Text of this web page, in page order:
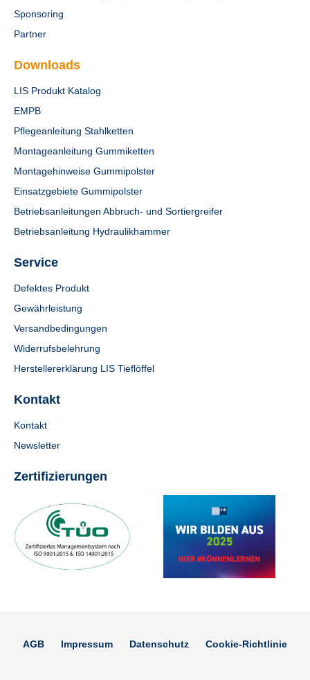
Sponsoring
Partner
Downloads
LIS Produkt Katalog
EMPB
Pflegeanleitung Stahlketten
Montageanleitung Gummiketten
Montagehinweise Gummipolster
Einsatzgebiete Gummipolster
Betriebsanleitungen Abbruch- und Sortiergreifer
Betriebsanleitung Hydraulikhammer
Service
Defektes Produkt
Gewährleistung
Versandbedingungen
Widerrufsbelehrung
Herstellererklärung LIS Tieflöffel
Kontakt
Kontakt
Newsletter
Zertifizierungen
AGB Impressum Datenschutz Cookie-Richtlinie